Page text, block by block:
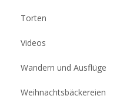
Torten
Videos
Wandern und Ausflüge
Weihnachtsbäckereien